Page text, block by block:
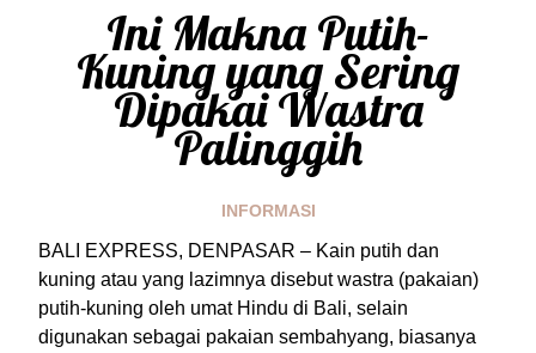
Ini Makna Putih-
Kuning yang Sering
Dipakai Wastra
Palinggih
INFORMASI
BALI EXPRESS, DENPASAR – Kain putih dan
kuning atau yang lazimnya disebut wastra (pakaian)
putih-kuning oleh umat Hindu di Bali, selain
digunakan sebagai pakaian sembahyang, biasanya